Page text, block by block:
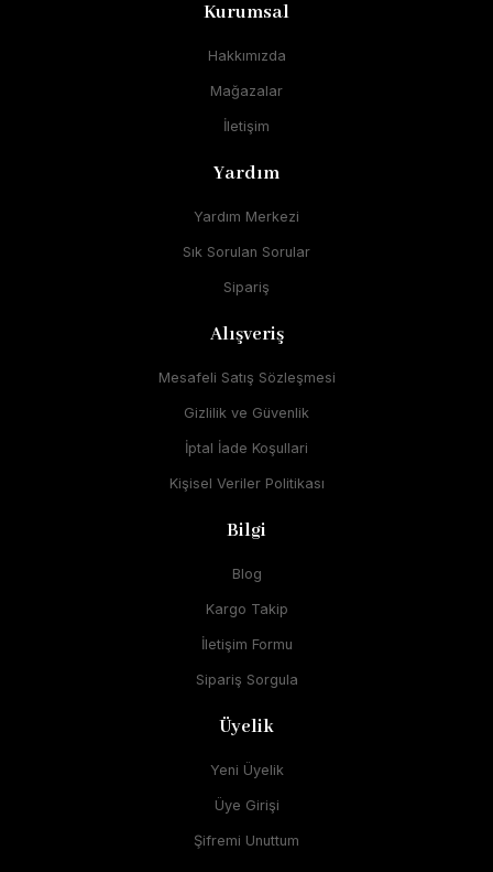
Kurumsal
Hakkımızda
Mağazalar
İletişim
Yardım
Yardım Merkezi
Sık Sorulan Sorular
Sipariş
Alışveriş
Mesafeli Satış Sözleşmesi
Gizlilik ve Güvenlik
İptal İade Koşullari
Kişisel Veriler Politikası
Bilgi
Blog
Kargo Takip
İletişim Formu
Sipariş Sorgula
Üyelik
Yeni Üyelik
Üye Girişi
Şifremi Unuttum